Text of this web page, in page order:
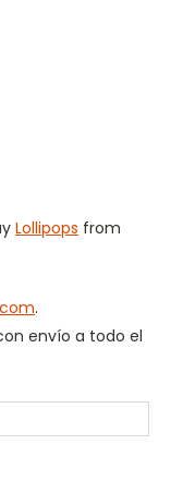
Lollipops from
.
envío a todo el